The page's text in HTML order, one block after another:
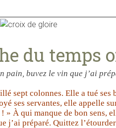
du temps
pain, buvez le vin que j’ai
sept colonnes. Elle a tué ses
ses servantes, elle appelle
» À qui manque de bon sens,
j’ai préparé. Quittez